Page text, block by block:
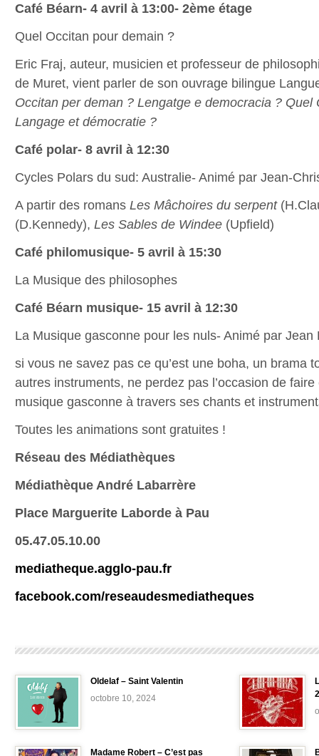
Café Béarn- 4 avril à 13:00- 2ème étage
Quel Occitan pour demain ?
Eric Fraj, auteur, musicien et professeur de
de Muret, vient parler de son ouvrage bilingue
Occitan per deman ? Lengatge e democracia ? Quel
Langage et démocratie ?
Café polar- 8 avril à 12:30
Cycles Polars du sud: Australie- Animé par Jean-
A partir des romans Les Mâchoires du serpent
(D.Kennedy), Les Sables de Windee (Upfield)
Café philomusique- 5 avril à 15:30
La Musique des philosophes
Café Béarn musique- 15 avril à 12:30
La Musique gasconne pour les nuls- Animé par Jean
si vous ne savez pas ce qu’est une boha, un brama
autres instruments, ne perdez pas l’occasion de
musique gasconne à travers ses chants et
Toutes les animations sont gratuites !
Réseau des Médiathèques
Médiathèque André Labarrère
Place Marguerite Laborde à Pau
05.47.05.10.00
mediatheque.agglo-pau.fr
facebook.com/reseaudesmediatheques
Oldelaf – Saint Valentin
octobre 10, 2024
Madame Robert – C’est pas